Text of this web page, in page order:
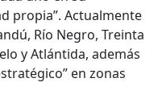
propia”. Actualmente
Río Negro, Treinta
y Atlántida, además
en zonas